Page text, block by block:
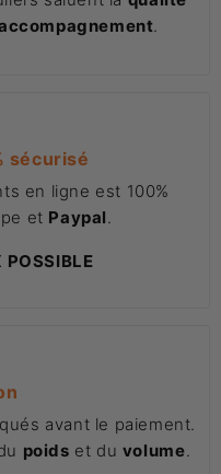
sécurisé
en ligne est 100%
et Paypal
POSSIBLE
avant le paiement.
poids et du volume